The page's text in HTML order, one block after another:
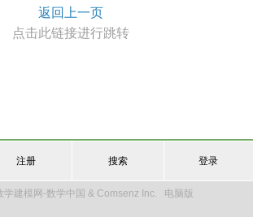
返回上一页
点击此链接进行跳转
注册 搜索 登录
学建模网-数学中国 & Comsenz Inc. 电脑版